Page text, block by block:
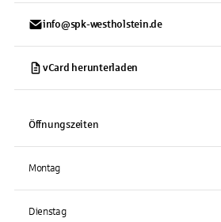
info@spk-westholstein.de
vCard herunterladen
Öffnungszeiten
Montag
Dienstag